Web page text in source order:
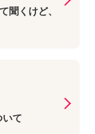
聞くけど、
て